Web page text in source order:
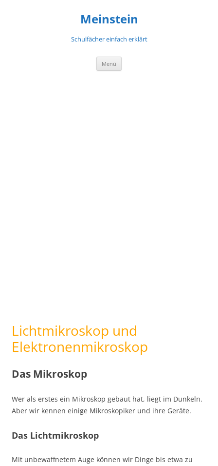
Meinstein
Schulfächer einfach erklärt
Menü
Lichtmikroskop und
Elektronenmikroskop
Das Mikroskop
Wer als erstes ein Mikroskop gebaut hat, liegt im Dunkeln.
Aber wir kennen einige Mikroskopiker und ihre Geräte.
Das Lichtmikroskop
Mit unbewaffnetem Auge können wir Dinge bis etwa zu